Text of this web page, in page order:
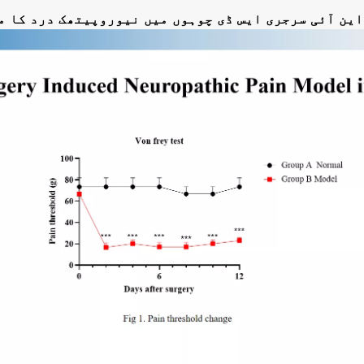
این آئی سرجری ایس ڈی چوہوں میں نیوروپیتھک درد کا